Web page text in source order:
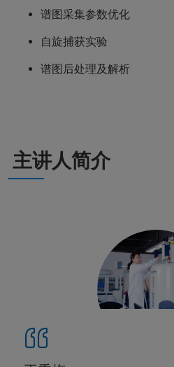
谱图采集参数优化
自旋捕获实验
谱图后处理及解析
主讲人简介